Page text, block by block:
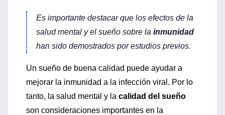
Es importante destacar que los efectos de la
salud mental y el sueño sobre la inmunidad
han sido demostrados por estudios previos.
Un sueño de buena calidad puede ayudar a
mejorar la inmunidad a la infección viral. Por lo
tanto, la salud mental y la calidad del sueño
son consideraciones importantes en la